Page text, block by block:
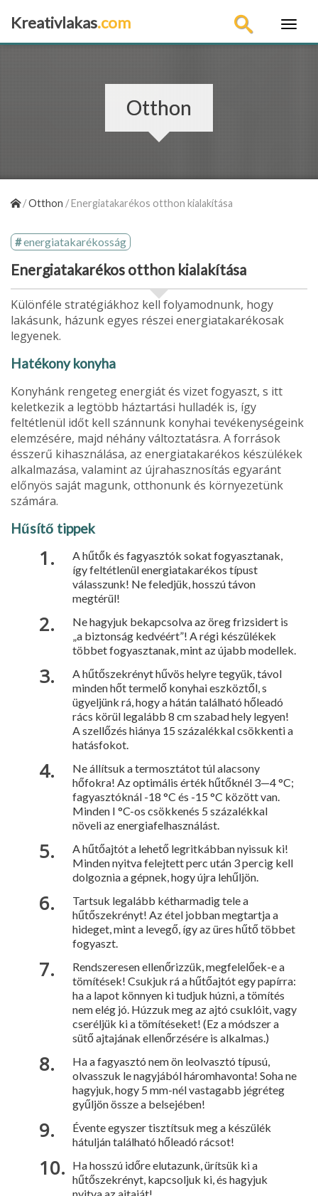
Kreativlakas.com
Otthon
/Otthon /Energiatakarékos otthon kialakítása
energiatakarékosság
Energiatakarékos otthon kialakítása
Különféle stratégiákhoz kell folyamodnunk, hogy
lakásunk, házunk egyes részei energiatakarékosak
legyenek.
Hatékony konyha
Konyhánk rengeteg energiát és vizet fogyaszt, s itt
keletkezik a legtöbb háztartási hulladék is, így
feltétlenül időt kell szánnunk konyhai tevékenységeink
elemzésére, majd néhány változtatásra. A források
ésszerű kihasználása, az energiatakarékos készülékek
alkalmazása, valamint az újrahasznosítás egyaránt
előnyös saját magunk, otthonunk és környezetünk
számára.
Hűsítő tippek
A hűtők és fagyasztók sokat fogyasztanak,
így feltétlenül energiatakarékos típust
válasszunk! Ne feledjük, hosszú távon
megtérül!
Ne hagyjuk bekapcsolva az öreg frizsidert is
„a biztonság kedvéért”! A régi készülékek
többet fogyasztanak, mint az újabb modellek.
A hűtőszekrényt hűvös helyre tegyük, távol
minden hőt termelő konyhai eszköztől, s
ügyeljünk rá, hogy a hátán található hőleadó
rács körül legalább 8 cm szabad hely le­gyen!
A szellőzés hiánya 15 száza­lékkal csökkenti a
hatásfokot.
Ne állítsuk a termosztátot túl alacsony
hőfokra! Az optimális érték hűtőknél 3—4 °C;
fagyasztók­nál -18 °C és -15 °C között van.
Minden I °C-os csökkenés 5 száza­lékkal
növeli az energiafelhasználást.
A hűtőajtót a lehető legritkáb­ban nyissuk ki!
Minden nyitva felejtett perc után 3 percig kell
dol­goznia a gépnek, hogy újra lehűljön.
Tartsuk legalább kétharmadig te­le a
hűtőszekrényt! Az étel job­ban megtartja a
hideget, mint a leve­gő, így az üres hűtő többet
fogyaszt.
Rendszeresen ellenőrizzük, meg­felelőek-e a
tömítések! Csukjuk rá a hűtőajtót egy papírra:
ha a la­pot könnyen ki tudjuk húzni, a tömí­tés
nem elég jó. Húzzuk meg az ajtó csuklóit, vagy
cseréljük ki a tömíté­seket! (Ez a módszer a
sütő ajtajá­nak ellenőrzésére is alkalmas.)
Ha a fagyasztó nem ön leolvasz­tó típusú,
olvasszuk le nagyjából háromhavonta! Soha ne
hagyjuk, hogy 5 mm-nél vastagabb jégréteg
gyűljön össze a belsejében!
Évente egyszer tisztítsuk meg a készülék
hátulján található hő­leadó rácsot!
Ha hosszú időre elutazunk, ürítsük ki a
hűtőszekrényt, kapcsoljuk ki, és hagyjuk